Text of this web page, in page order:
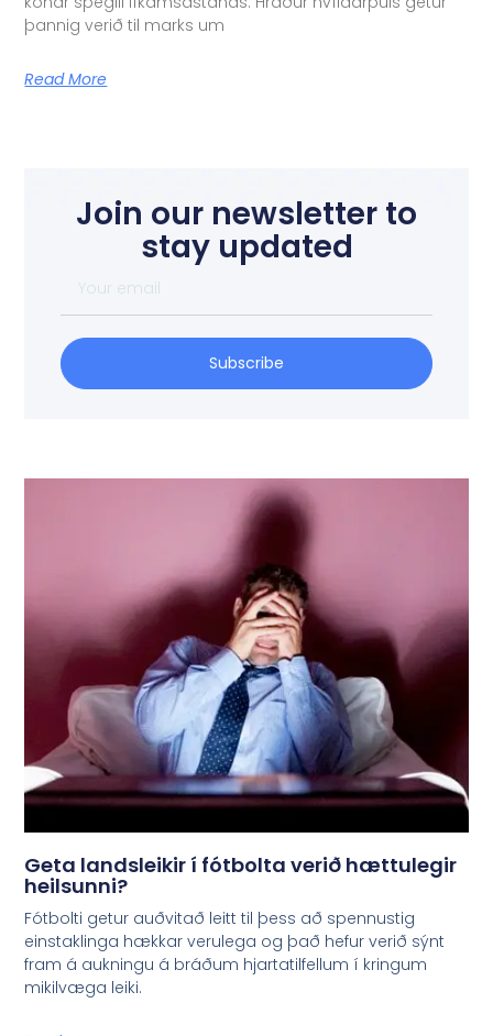
þannig verið til marks um
Read More
Join our newsletter to
stay updated
Subscribe
Geta landsleikir í fótbolta verið hættulegir
heilsunni?
Fótbolti getur auðvitað leitt til þess að spennustig
einstaklinga hækkar verulega og það hefur verið sýnt
fram á aukningu á bráðum hjartatilfellum í kringum
mikilvæga leiki.